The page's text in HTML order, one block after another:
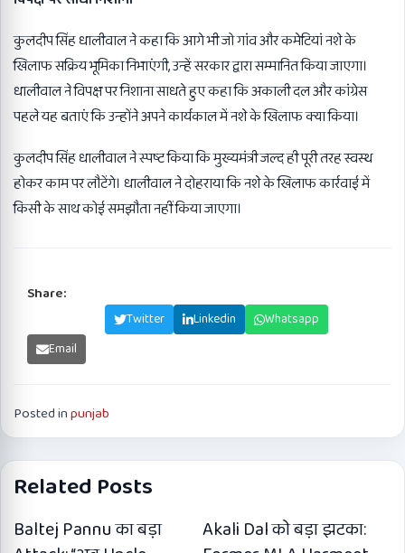
कुलदीप सिंह धालीवाल ने कहा कि आगे भी जो गांव और कमेटियां नशे के
खिलाफ सक्रिय भूमिका निभाएंगी, उन्हें सरकार द्वारा सम्मानित किया जाएगा।
धालीवाल ने विपक्ष पर निशाना साधते हुए कहा कि अकाली दल और कांग्रेस
पहले यह बताएं कि उन्होंने अपने कार्यकाल में नशे के खिलाफ क्या किया।
कुलदीप सिंह धालीवाल ने स्पष्ट किया कि मुख्यमंत्री जल्द ही पूरी तरह स्वस्थ
होकर काम पर लौटेंगे। धालीवाल ने दोहराया कि नशे के खिलाफ कार्रवाई में
किसी के साथ कोई समझौता नहीं किया जाएगा।
Share:
Twitter Linkedin
Whatsapp
Email
Posted inpunjab
Related Posts
Baltej Pannu का बड़ा
Akali Dal को बड़ा झटका: